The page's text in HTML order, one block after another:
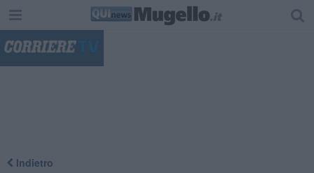
Indietro